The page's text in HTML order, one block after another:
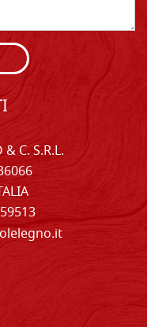
C. S.R.L.